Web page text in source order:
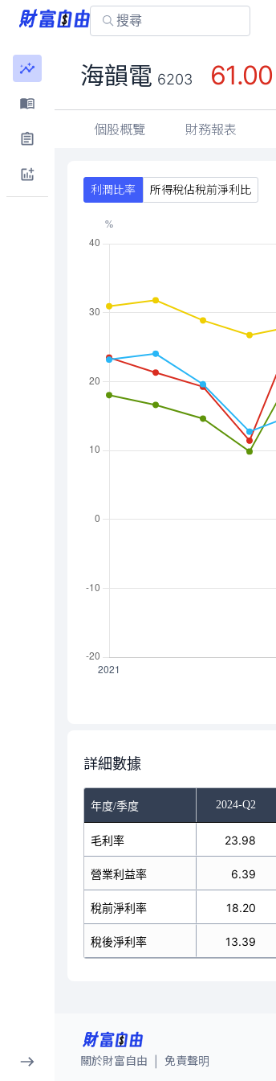
海韻電 6203 61.00
個股概覽 財務報表
利潤比率 所得稅佔稅前淨利比
詳細數據
年度/季度
2024-Q1 2024-Q2
毛利率
營業利益率
稅前淨利率
稅後淨利率
27.78 23.98
10.66 6.39
34.85 18.20
28.05 13.39
關於財富自由 免責聲明